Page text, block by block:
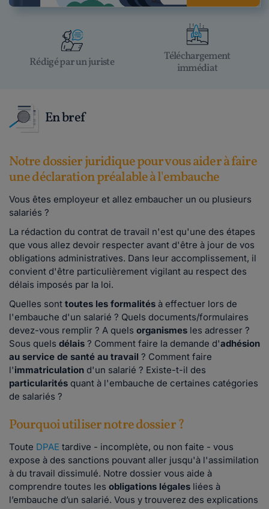
Rédigé par un juriste
Téléchargement
immédiat
En bref
Notre dossier juridique pour vous aider à faire
une déclaration préalable à l'embauche
Vous êtes employeur et allez embaucher un ou plusieurs
salariés ?
La rédaction du contrat de travail n'est qu'une des étapes
que vous allez devoir respecter avant d'être à jour de vos
obligations administratives. Dans leur accomplissement, il
convient d'être particulièrement vigilant au respect des
délais imposés par la loi.
Quelles sont toutes les formalités à effectuer lors de
l'embauche d'un salarié ? Quels documents/formulaires
devez-vous remplir ? A quels organismes les adresser ?
Sous quels délais ? Comment faire la demande d'adhésion
au service de santé au travail ? Comment faire
l'immatriculation d'un salarié ? Existe-t-il des
particularités quant à l'embauche de certaines catégories
de salariés ?
Pourquoi utiliser notre dossier ?
Toute DPAE tardive - incomplète, ou non faite - vous
expose à des sanctions pouvant aller jusqu'à l'assimilation
à du travail dissimulé. Notre dossier vous aide à
comprendre toutes les obligations légales liées à
l’embauche d’un salarié. Vous y trouverez des explications